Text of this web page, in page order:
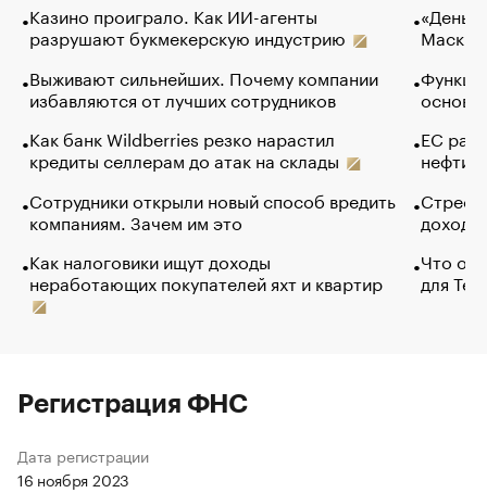
Казино проиграло. Как ИИ-агенты
разрушают букмекерскую индустрию
Выживают сильнейших. Почему компании
избавляются от лучших сотрудников
Как банк Wildberries резко нарастил
кредиты селлерам до атак на склады
Сотрудники открыли новый способ вредить
компаниям. Зачем им это
Как налоговики ищут доходы
неработающих покупателей яхт и квартир
Маск в
основ
ЕС
нефти
Что
для
Регистрация ФНС
Дата регистрации
16 ноября 2023